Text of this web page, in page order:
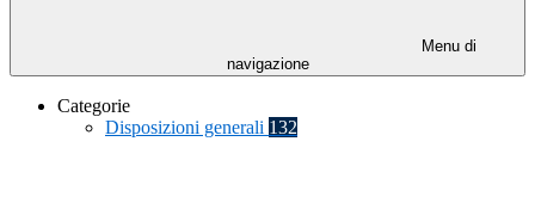
Menu di
navigazione
Categorie
Disposizioni generali 132